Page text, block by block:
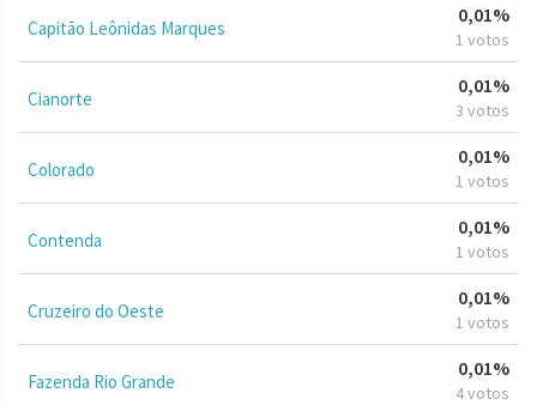
Capitão Leônidas Marques
0,01%
1 votos
Cianorte
0,01%
3 votos
Colorado
0,01%
1 votos
Contenda
0,01%
1 votos
Cruzeiro do Oeste
0,01%
1 votos
Fazenda Rio Grande
0,01%
4 votos